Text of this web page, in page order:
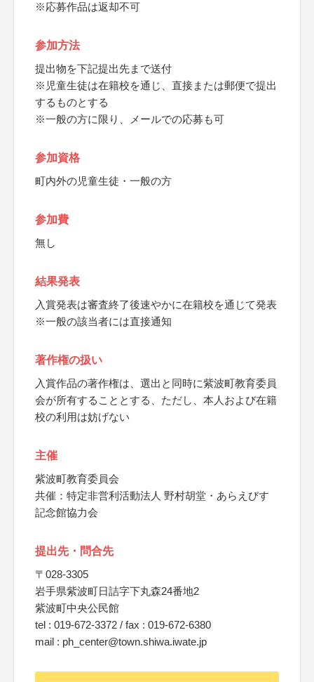
※応募作品は返却不可
参加方法
提出物を下記提出先まで送付
※児童生徒は在籍校を通じ、直接または郵便で提出
するものとする
※一般の方に限り、メールでの応募も可
参加資格
町内外の児童生徒・一般の方
参加費
無し
結果発表
入賞発表は審査終了後速やかに在籍校を通じて発表
※一般の該当者には直接通知
著作権の扱い
入賞作品の著作権は、選出と同時に紫波町教育委員
会が所有することとする、ただし、本人および在籍
校の利用は妨げない
主催
紫波町教育委員会
共催：特定非営利活動法人 野村胡堂・あらえびす
記念館協力会
提出先・問合先
〒028-3305
岩手県紫波町日詰字下丸森24番地2
紫波町中央公民館
tel : 019-672-3372 / fax : 019-672-6380
mail : ph_center@town.shiwa.iwate.jp